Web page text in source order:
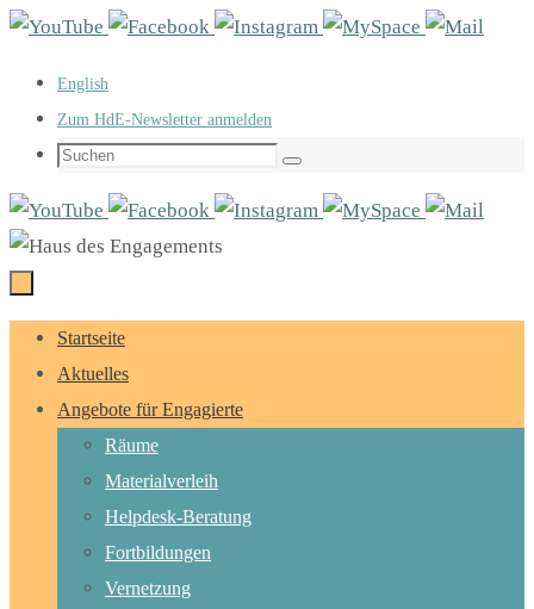
Zum
springen
English
Zum HdE-Newsletter anmelden
Suchen
Suchen
Zum
Inhalt
springen
Startseite
Aktuelles
Angebote für Engagierte
Räume
Materialverleih
Helpdesk-Beratung
Fortbildungen
Vernetzung